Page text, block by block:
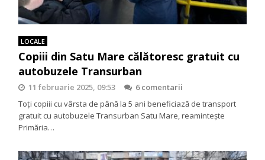
LOCALE
Copiii din Satu Mare călătoresc gratuit cu
autobuzele Transurban
11 februarie 2025, 09:53
6 comentarii
Toți copiii cu vârsta de până la 5 ani beneficiază de transport
gratuit cu autobuzele Transurban Satu Mare, reamintește
Primăria…